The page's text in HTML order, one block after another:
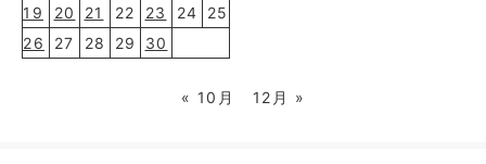
19
20 21 22 23 24
25
26
27 28 29 30
« 10月 12月 »